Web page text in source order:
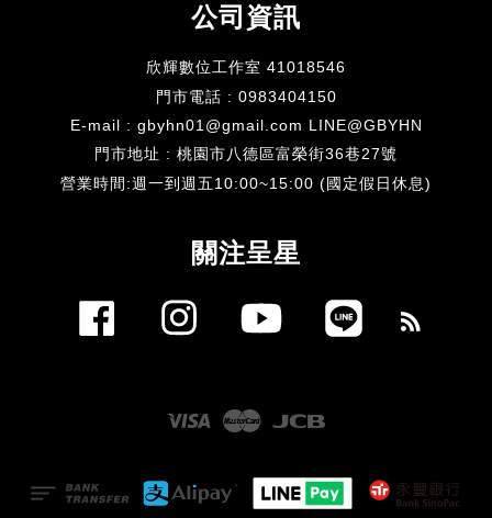
公司資訊
欣輝數位工作室 41018546
門市電話 : 0983404150
E-mail : gbyhn01@gmail.com LINE@GBYHN
門市地址 : 桃園市八德區富榮街36巷27號
​營業時間:週一到週五10:00~15:00 (國定假日休息)
關注呈星
Facebook Instagram YouTube
Visa Master